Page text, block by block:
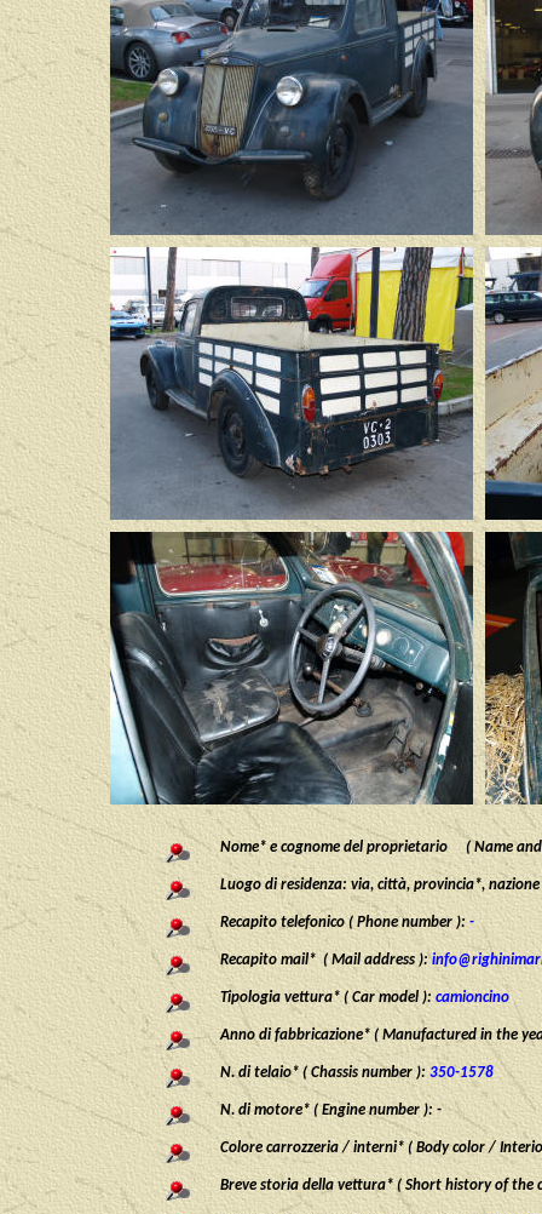
Nome* e cognome del proprietario ( Name
Luogo di residenza: via, città, provincia*,
Recapito telefonico ( Phone number ):-
Recapito mail* ( Mail address ):
Tipologia vettura* ( Car model ): camioncino
Anno di fabbricazione* ( Manufactured in the
N. di telaio* ( Chassis number ): 350-1578
N. di motore* ( Engine number ): -
Colore carrozzeria / interni* ( Body color /
Breve storia della vettura* ( Short history of the